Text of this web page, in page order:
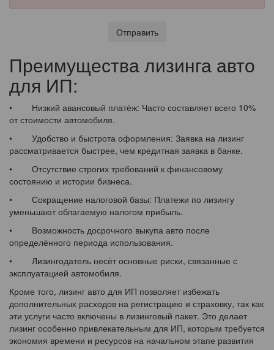
Отправить
Преимущества лизинга авто
для ИП:
• Низкий авансовый платёж: Часто составляет всего 10%
от стоимости автомобиля.
• Удобство и быстрота оформления: Заявка на лизинг
рассматривается быстрее, чем кредитная заявка в банке.
• Отсутствие строгих требований к финансовому
состоянию и истории бизнеса.
• Сокращение налоговой базы: Платежи по лизингу
уменьшают облагаемую налогом прибыль.
• Возможность досрочного выкупа авто после
определённого периода использования.
• Лизингодатель несёт основные риски, связанные с
эксплуатацией автомобиля.
Кроме того, лизинг авто для ИП позволяет избежать
дополнительных расходов на регистрацию и страховку, так как
эти услуги часто включены в лизинговый пакет. Это делает
лизинг особенно привлекательным для ИП, которым требуется
экономия времени и ресурсов на начальном этапе развития